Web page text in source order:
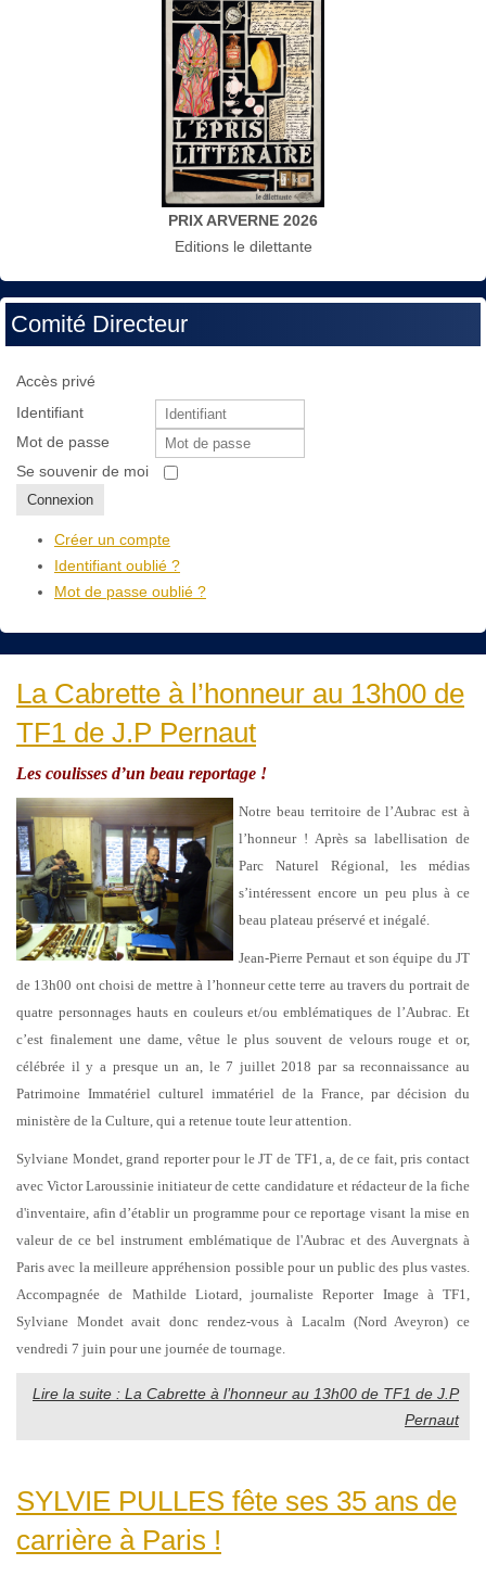
PRIX ARVERNE 2026
Editions le dilettante
Comité Directeur
Accès privé
Identifiant
Mot de passe
Se souvenir de moi
Connexion
Créer un compte
Identifiant oublié ?
Mot de passe oublié ?
La Cabrette à l’honneur au 13h00 de
TF1 de J.P Pernaut
Les coulisses d’un beau reportage !
Notre beau territoire de l’Aubrac est à
l’honneur ! Après sa labellisation de
Parc Naturel Régional, les médias
s’intéressent encore un peu plus à ce
beau plateau préservé et inégalé.
Jean-Pierre Pernaut et son équipe du JT
de 13h00 ont choisi de mettre à l’honneur cette terre au travers du portrait de
quatre personnages hauts en couleurs et/ou emblématiques de l’Aubrac. Et
c’est finalement une dame, vêtue le plus souvent de velours rouge et or,
célébrée il y a presque un an, le 7 juillet 2018 par sa reconnaissance au
Patrimoine Immatériel culturel immatériel de la France, par décision du
ministère de la Culture, qui a retenue toute leur attention.
Sylviane Mondet, grand reporter pour le JT de TF1, a, de ce fait, pris contact
avec Victor Laroussinie initiateur de cette candidature et rédacteur de la fiche
d'inventaire, afin d’établir un programme pour ce reportage visant la mise en
valeur de ce bel instrument emblématique de l'Aubrac et des Auvergnats à
Paris avec la meilleure appréhension possible pour un public des plus vastes.
Accompagnée de Mathilde Liotard, journaliste Reporter Image à TF1,
Sylviane Mondet avait donc rendez-vous à Lacalm (Nord Aveyron) ce
vendredi 7 juin pour une journée de tournage.
Lire la suite : La Cabrette à l’honneur au 13h00 de TF1 de J.P
Pernaut
SYLVIE PULLES fête ses 35 ans de
carrière à Paris !